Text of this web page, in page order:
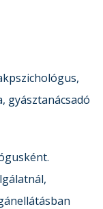
gyásztanácsadó